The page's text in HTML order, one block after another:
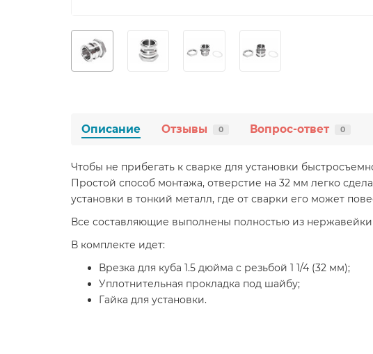
Описание Отзывы 0 Вопрос-ответ 0
Чтобы не прибегать к сварке для установки
Простой способ монтажа, отверстие на 32 мм легко
установки в тонкий металл, где от сварки его может
Все составляющие выполнены полностью из нержавейки
В комплекте идет:
Врезка для куба 1.5 дюйма с резьбой 1 1/4 (32 мм);
Уплотнительная прокладка под шайбу;
Гайка для установки.